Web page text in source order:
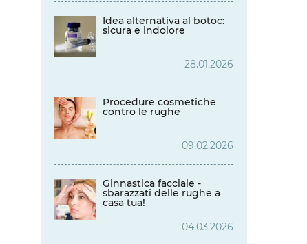
Idea alternativa al botoc:
sicura e indolore
28.01.2026
Procedure cosmetiche
contro le rughe
09.02.2026
Ginnastica facciale -
sbarazzati delle rughe a
casa tua!
04.03.2026